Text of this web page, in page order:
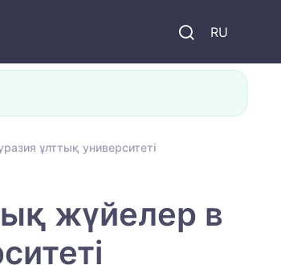
RU
ұлттық университеті
жүйелер в